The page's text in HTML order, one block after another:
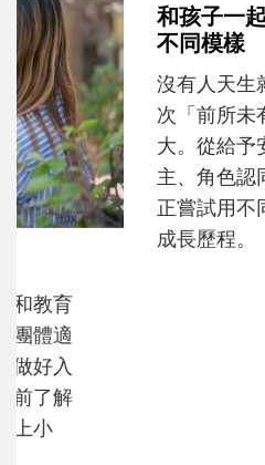
和孩子一起長大的那
不同模樣
沒有人天生就擅長當爸
次「前所未有」的體驗
大。從給予安全感的肢
主、角色認同及解決問
正嘗試用不同的模樣，